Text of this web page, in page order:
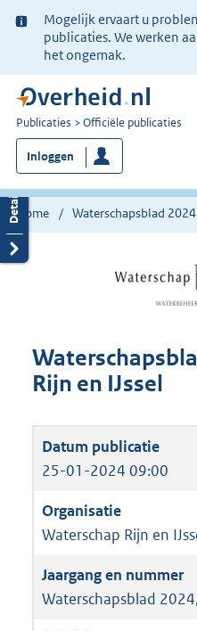
Ter
informatie:
Mogelijk ervaart u
publicaties. We werken
het ongemak.
U
bent
nu
hier:
Publicaties Officiële publicaties
Inloggen
Home Waterschapsblad
Rijn en IJssel
25-01-2024 09:00
Waterschap Rijn en
Waterschapsblad